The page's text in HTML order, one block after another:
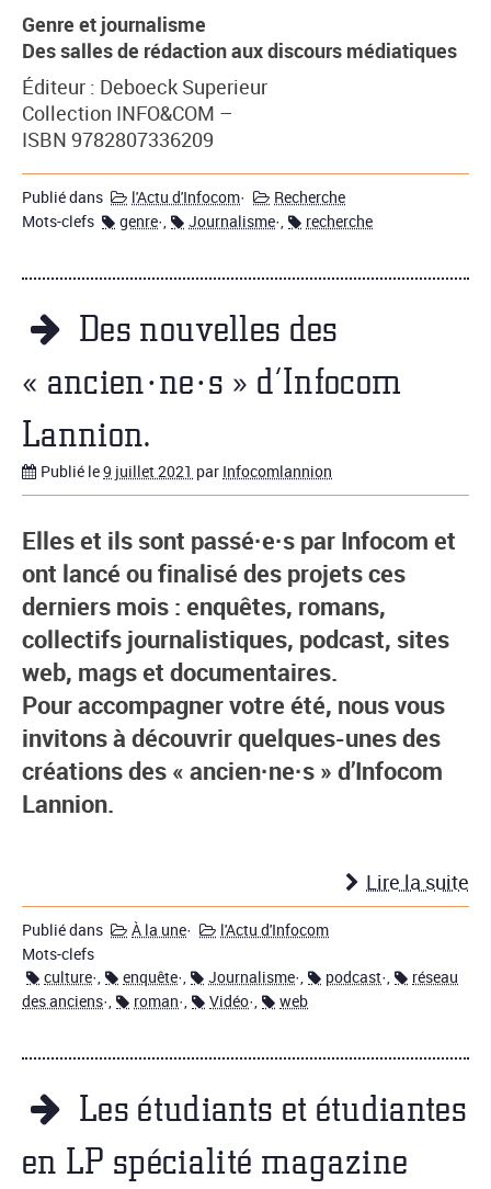
Genre et journalisme
Des salles de rédaction aux discours médiatiques
Éditeur : Deboeck Superieur
Collection INFO&COM –
ISBN 9782807336209
Publié dans l'Actu d'Infocom·
Recherche
Mots-clefs
genre·, Journalisme·, recherche
Des nouvelles des
« ancien·ne·s » d’Infocom
Lannion.
Publié le9 juillet 2021 par Infocomlannion
Elles et ils sont passé·e·s par Infocom et
ont lancé ou finalisé des projets ces
derniers mois : enquêtes, romans,
collectifs journalistiques, podcast, sites
web, mags et documentaires.
Pour accompagner votre été, nous vous
invitons à découvrir quelques-unes des
créations des « ancien·ne·s » d’Infocom
Lannion.
Lire la suite
Publié dans À la une·
l'Actu d'Infocom
Mots-clefs
culture·, enquête·, Journalisme·, podcast·,
réseau
des anciens·, roman·, Vidéo·, web
Les étudiants et étudiantes
en LP spécialité magazine